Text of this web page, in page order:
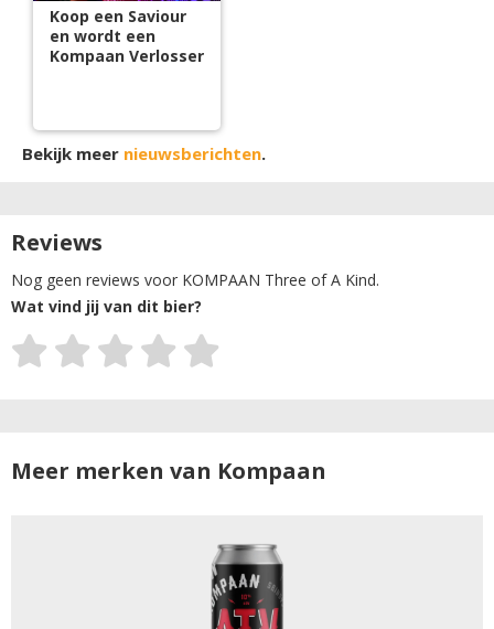
Koop een Saviour
en wordt een
Kompaan Verlosser
Bekijk meer nieuwsberichten.
Reviews
Nog geen reviews voor KOMPAAN Three of A Kind.
Wat vind jij van dit bier?
Meer merken van Kompaan